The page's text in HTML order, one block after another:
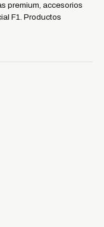
premium, accesorios
F1. Productos